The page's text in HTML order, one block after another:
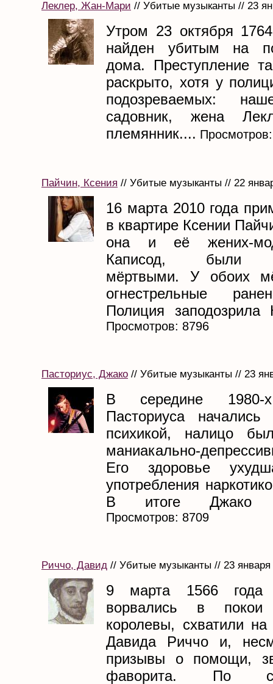
Леклер, Жан-Мари // Убитые музыканты // 23
Утром 23 октября
найден убитым на
дома. Преступление
раскрыто, хотя у
подозреваемых:
садовник, жена
племянник....
Пайчин, Ксения // Убитые музыканты // 22
16 марта 2010 года
в квартире Ксении
она и её жених-
Каписод, были
мёртвыми. У обоих
огнестрельные
Полиция заподозрила
Просмотров: 8796
Пасториус, Джако // Убитые музыканты // 23
В середине
Пасториуса
психикой, налицо
маниакально-
Его здоровье
употребления
В итоге Джако
Просмотров: 8709
Риччо, Давид // Убитые музыканты // 23 января
9 марта 1566 года
ворвались в покои
королевы, схватили
Давида Риччо и,
призывы о помощи,
фаворита. По